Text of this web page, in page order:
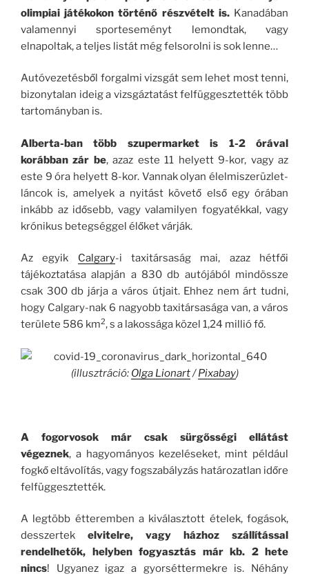
olimpiai játékokon történő részvételt is.Kanadában
valamennyi sporteseményt lemondtak, vagy
elnapoltak, a teljes listát még felsorolni is sok lenne…
Autóvezetésből forgalmi vizsgát sem lehet most tenni,
bizonytalan ideig a vizsgáztatást felfüggesztették több
tartományban is.
Alberta-ban több szupermarket is 1-2 órával
korábban zár be, azaz este 11 helyett 9-kor, vagy az
este 9 óra helyett 8-kor. Vannak olyan élelmiszerüzlet-
láncok is, amelyek a nyitást követő első egy órában
inkább az idősebb, vagy valamilyen fogyatékkal, vagy
krónikus betegséggel élőket várják.
Az egyik Calgary-i taxitársaság mai, azaz hétfői
tájékoztatása alapján a 830 db autójából mindössze
csak 300 db járja a város útjait. Ehhez nem árt tudni,
hogy Calgary-nak 6 nagyobb taxitársasága van, a város
területe 586 km2, s a lakossága közel 1,24 millió fő.
(illusztráció: Olga Lionart/Pixabay)
A fogorvosok már csak sürgősségi ellátást
végeznek, a hagyományos kezeléseket, mint például
fogkő eltávolítás, vagy fogszabályzás határozatlan időre
felfüggesztették.
A legtöbb étteremben a kiválasztott ételek, fogások,
desszertek elvitelre, vagy házhoz szállítással
rendelhetők, helyben fogyasztás már kb. 2 hete
nincs! Ugyanez igaz a gyorséttermekre is. Néhány